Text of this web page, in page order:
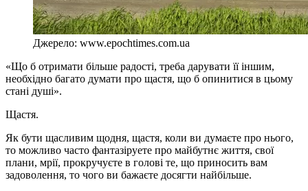
Джерело: www.epochtimes.com.ua
«Що б отримати більше радості, треба дарувати її іншим,
необхідно багато думати про щастя, що б опинитися в цьому
стані душі».
Щастя.
Як бути щасливим щодня, щастя, коли ви думаєте про нього,
то можливо часто фантазіруете про майбутнє життя, свої
плани, мрії, прокручуєте в голові те, що приносить вам
задоволення, то чого ви бажаєте досягти найбільше.